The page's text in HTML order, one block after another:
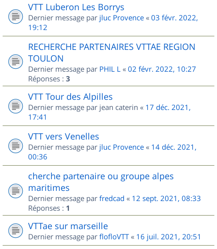
VTT Luberon Les Borrys
Dernier message par jluc Provence « 03 févr. 2022,
19:12
RECHERCHE PARTENAIRES VTTAE REGION
TOULON
Dernier message par PHIL L « 02 févr. 2022, 10:27
Réponses : 3
VTT Tour des Alpilles
Dernier message par jean caterin « 17 déc. 2021,
17:41
VTT vers Venelles
Dernier message par jluc Provence « 14 déc. 2021,
00:36
cherche partenaire ou groupe alpes
maritimes
Dernier message par fredcad « 12 sept. 2021, 08:33
Réponses : 1
VTTae sur marseille
Dernier message par flofloVTT« 16 juil. 2021, 20:51